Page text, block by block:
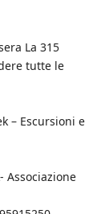
La 315
tutte le
– Escursioni e
Associazione